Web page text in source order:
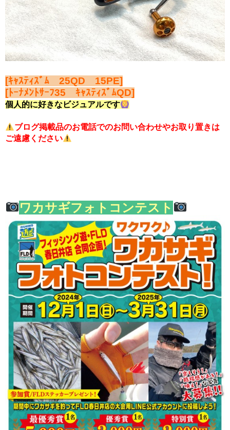
[ｷｬｽﾃｨｽﾞﾑ 25QD 15PE]
[ﾄｰﾅﾒﾝﾄｻｰﾌ35 ｷｬｽﾃｨｽﾞﾑQD]
個人的に好きなビジュアルです
ブログ掲載品のお電話でのお問い合わせやお取り置きは
ご遠慮ください
ワカサギフォトコンテスト